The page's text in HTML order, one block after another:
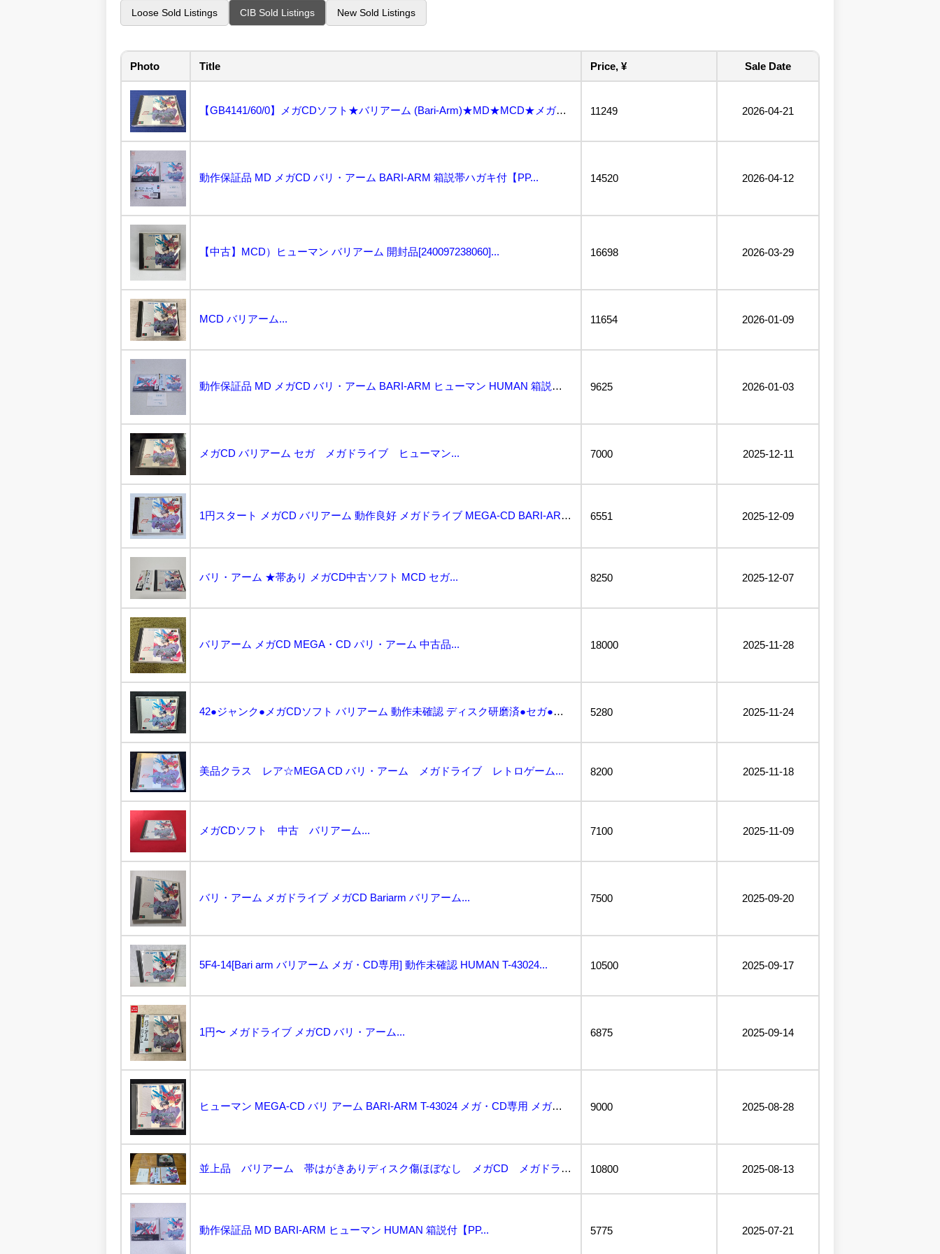
Loose Sold Listings CIB Sold Listings New Sold Listings
Photo Title Price, ¥ Sale Date
【GB4141/60/0】メガCDソフト★バリアーム (Bari-Arm)★MD★MCD★メガドライ... 11249 2026-04-21
動作保証品 MD メガCD バリ・アーム BARI-ARM 箱説帯ハガキ付【PP... 14520 2026-04-12
【中古】MCD）ヒューマン バリアーム 開封品[240097238060]... 16698 2026-03-29
MCD バリアーム... 11654 2026-01-09
動作保証品 MD メガCD バリ・アーム BARI-ARM ヒューマン HUMAN 箱説帯ハガキ付【... 9625 2026-01-03
メガCD バリアーム セガ メガドライブ ヒューマン... 7000 2025-12-11
1円スタート メガCD バリアーム 動作良好 メガドライブ MEGA-CD BARI-ARM HUM... 6551 2025-12-09
バリ・アーム ★帯あり メガCD中古ソフト MCD セガ... 8250 2025-12-07
バリアーム メガCD MEGA・CD パリ・アーム 中古品... 18000 2025-11-28
42●ジャンク●メガCDソフト バリアーム 動作未確認 ディスク研磨済●セガ●メガドライブ●サミー●... 5280 2025-11-24
美品クラス レア☆MEGA CD バリ・アーム メガドライブ レトロゲーム... 8200 2025-11-18
メガCDソフト 中古 バリアーム... 7100 2025-11-09
バリ・アーム メガドライブ メガCD Bariarm バリアーム... 7500 2025-09-20
5F4-14[Bari arm バリアーム メガ・CD専用] 動作未確認 HUMAN T-43024... 10500 2025-09-17
1円〜 メガドライブ メガCD バリ・アーム... 6875 2025-09-14
ヒューマン MEGA-CD バリ アーム BARI-ARM T-43024 メガ・CD専用 メガドラ... 9000 2025-08-28
並上品 バリアーム 帯はがきありディスク傷ほぼなし メガCD メガドライブ... 10800 2025-08-13
動作保証品 MD BARI-ARM ヒューマン HUMAN 箱説付【PP... 5775 2025-07-21